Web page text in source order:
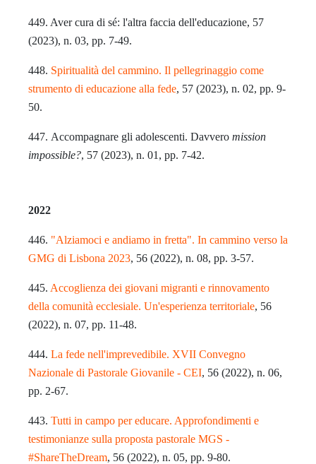
449. Aver cura di sé: l'altra faccia dell'educazione, 57
(2023), n. 03, pp. 7-49.
448. Spiritualità del cammino. Il pellegrinaggio come
strumento di educazione alla fede, 57 (2023), n. 02, pp. 9-
50.
447. Accompagnare gli adolescenti. Davvero mission
impossible?, 57 (2023), n. 01, pp. 7-42.
2022
446. "Alziamoci e andiamo in fretta". In cammino verso la
GMG di Lisbona 2023, 56 (2022), n. 08, pp. 3-57.
445. Accoglienza dei giovani migranti e rinnovamento
della comunità ecclesiale. Un'esperienza territoriale, 56
(2022), n. 07, pp. 11-48.
444. La fede nell'imprevedibile. XVII Convegno
Nazionale di Pastorale Giovanile - CEI, 56 (2022), n. 06,
pp. 2-67.
443. Tutti in campo per educare. Approfondimenti e
testimonianze sulla proposta pastorale MGS -
#ShareTheDream, 56 (2022), n. 05, pp. 9-80.